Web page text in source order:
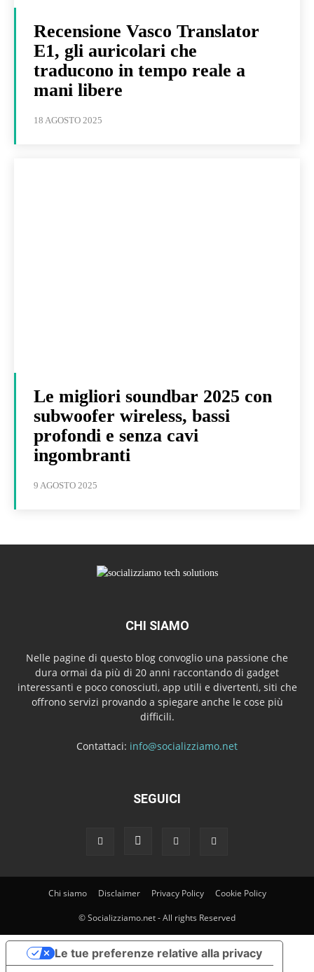
Recensione Vasco Translator
E1, gli auricolari che
traducono in tempo reale a
mani libere
18 AGOSTO 2025
Le migliori soundbar 2025 con
subwoofer wireless, bassi
profondi e senza cavi
ingombranti
9 AGOSTO 2025
CHI SIAMO
Nelle pagine di questo blog convoglio una passione che
dura ormai da più di 20 anni raccontando di gadget
interessanti e poco conosciuti, app utili e divertenti, siti che
offrono servizi provando a spiegare anche le cose più
difficili.
Contattaci: info@socializziamo.net
SEGUICI
Chi siamo Disclaimer Privacy Policy Cookie Policy
© Socializziamo.net - All rights Reserved
Le tue preferenze relative alla privacy